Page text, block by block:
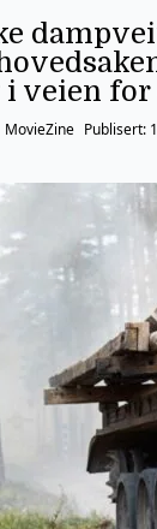
veien
MovieZine Publisert: